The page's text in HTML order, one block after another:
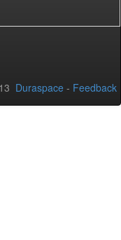
Duraspace - Feedback